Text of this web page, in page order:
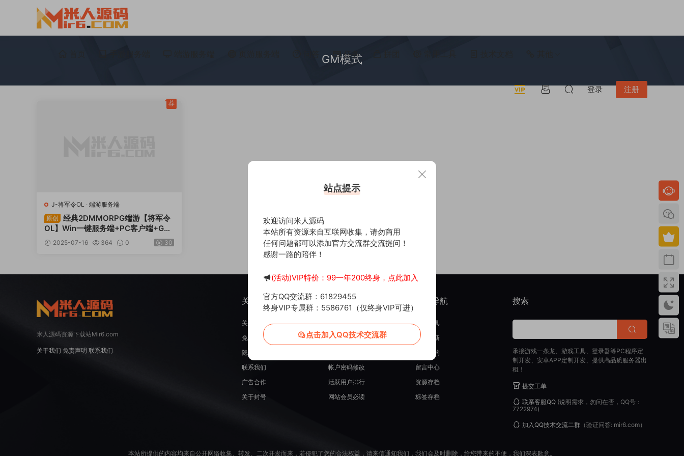
任务
登录 注册
GM模式
J-将军令OL · 端游服务端
原创
经典2DMMORPG端游【将军令
OL】Win一键服务端+PC客户端+GM
工具+GM模式+视频架设教程
2025-07-16 364 0 30
荐
米人源码资源下载站Mir6.com
关于我们 免责声明 联系我们
关于我们
关于我们
免责申明
隐私政策
联系我们
广告合作
关于封号
服务支持
在线开通会员
源码投稿发布
帐户密码修改
活跃用户排行
网站会员必读
热门导航
常用工具
最近更新
源码团购
留言中心
资源存档
标签存档
搜索
承接游戏一条龙、游戏工具、登录器等PC程序定
制开发、安卓APP定制开发、提供高品质服务器出
租！
提交工单
联系客服QQ(说明需求，勿问在否，QQ号：
7722974)
加入QQ技术交流二群（验证问答: mir6.com）
本站所提供的内容均来自公开网络收集、转发、二次开发而来，若侵犯了您的合法权益，请来信通知我们，我们会及时删除，给您带来的不便，我们深表歉意。
站点提示
欢迎访问米人源码
本站所有资源来自互联网收集，请勿商用
任何问题都可以添加官方交流群交流提问！
感谢一路的陪伴！
(活动)VIP特价：99一年200终身，点此加入
官方QQ交流群：61829455
终身VIP专属群：5586761（仅终身VIP可进）
点击加入QQ技术交流群